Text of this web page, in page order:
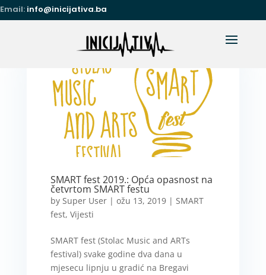
Email: info@inicijativa.ba
SMART fest 2019.: Opća opasnost na
četvrtom SMART festu
by Super User| ožu 13, 2019| SMART
fest, Vijesti
SMART fest (Stolac Music and ARTs
festival) svake godine dva dana u
mjesecu lipnju u gradić na Bregavi